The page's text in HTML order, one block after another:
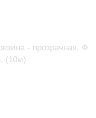
- прозрачная, Ф
(10м)